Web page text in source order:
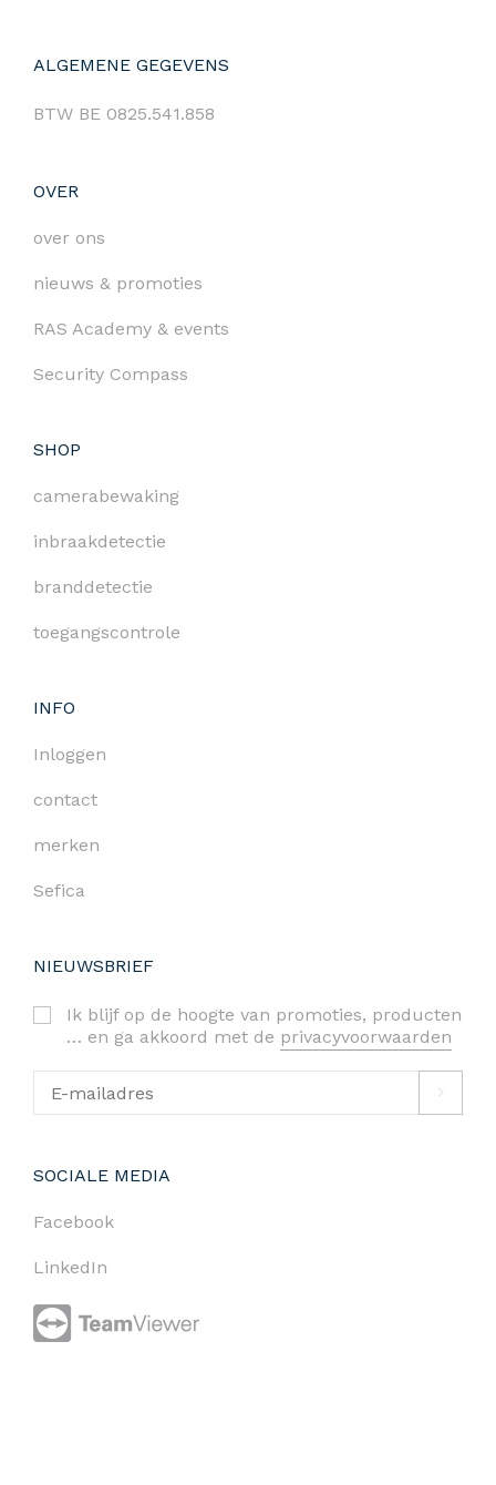
ALGEMENE GEGEVENS
BTW BE 0825.541.858
OVER
over ons
nieuws & promoties
RAS Academy & events
Security Compass
SHOP
camerabewaking
inbraakdetectie
branddetectie
toegangscontrole
INFO
Inloggen
contact
merken
Sefica
NIEUWSBRIEF
Ik blijf op de hoogte van promoties, producten
… en ga akkoord met de privacyvoorwaarden
SOCIALE MEDIA
Facebook
LinkedIn